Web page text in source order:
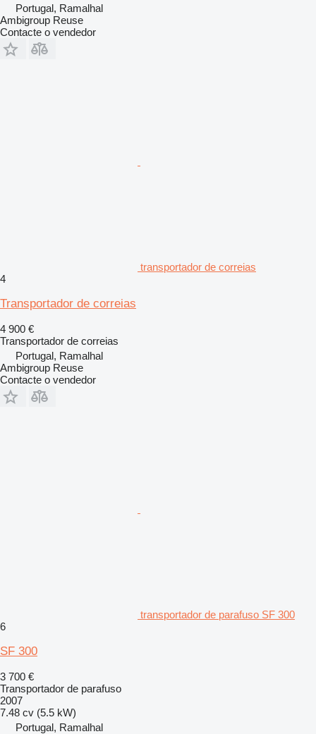
Portugal, Ramalhal
Ambigroup Reuse
Contacte o vendedor
transportador de correias
4
Transportador de correias
4 900 €
Transportador de correias
Portugal, Ramalhal
Ambigroup Reuse
Contacte o vendedor
transportador de parafuso SF 300
6
SF 300
3 700 €
Transportador de parafuso
2007
7.48 cv (5.5 kW)
Portugal, Ramalhal